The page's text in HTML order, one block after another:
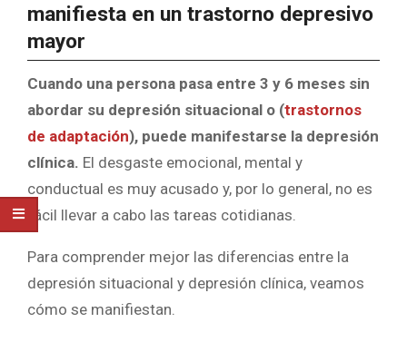
manifiesta en un trastorno depresivo
mayor
Cuando una persona pasa entre 3 y 6 meses sin
abordar su depresión situacional o (trastornos
de adaptación), puede manifestarse la depresión
clínica. El desgaste emocional, mental y
conductual es muy acusado y, por lo general, no es
fácil llevar a cabo las tareas cotidianas.
Para comprender mejor las diferencias entre la
depresión situacional y depresión clínica, veamos
cómo se manifiestan.